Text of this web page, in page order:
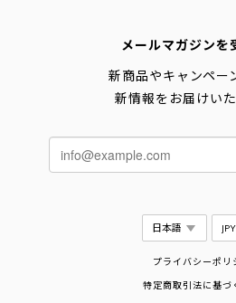
メールマガジンを
新商品やキャンペー
新情報をお届けいた
プライバシーポリ
特定商取引法に基づ